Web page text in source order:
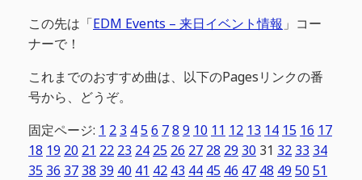
この先は「EDM Events – 来日イベント情報 」コー
ナーで！
これまでのおすすめ曲は、以下のPagesリンクの番
号から、どうぞ。
固定ページ: 1 2 3 456 78 9 10 11 12 13 14 15 16 17
18 19 20 21 22 23 24 25 26 27 28 29 30 31 32 33 34
35 36 37 38 39 40 41 42 43 44 45 46 47 48 49 5051